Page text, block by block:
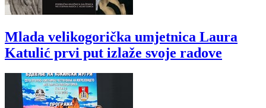
Mlada velikogorička umjetnica Laura
Katulić prvi put izlaže svoje radove